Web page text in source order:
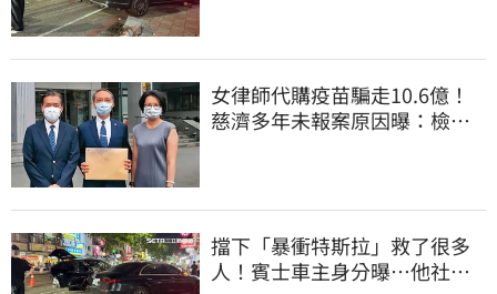
女律師代購疫苗騙走10.6億！
慈濟多年未報案原因曝：檢警
擋下「暴衝特斯拉」救了很多
人！賓士車主身分曝…他社群